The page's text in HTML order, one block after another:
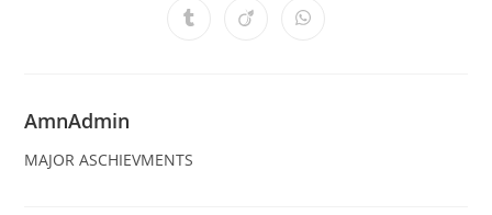
AmnAdmin
MAJOR ASCHIEVMENTS